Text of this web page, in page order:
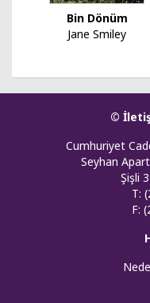
Bin Dönüm
Jane Smiley
©
Cumhuriyet
Seyhan
Şişli
T:
F: